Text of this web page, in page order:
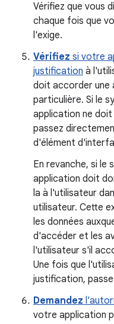
Vérifiez que vous
chaque fois que
l'exige.
Vérifiez si votre
justification à
doit accorder une
particulière. Si le
application ne
passez
d'élément
En revanche, si le
application doit
la à l'utilisateur
utilisateur. Cette
les données
d'accéder et les
l'utilisateur s'il
Une fois que
justification,
Demandez
votre application